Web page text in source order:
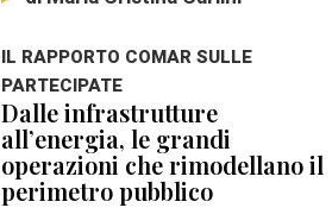
IL RAPPORTO COMAR SULLE
PARTECIPATE
Dalle infrastrutture
all’energia, le grandi
operazioni che rimodellano il
perimetro pubblico